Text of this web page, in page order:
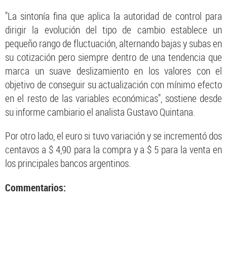
"La sintonía fina que aplica la autoridad de control para
dirigir la evolución del tipo de cambio establece un
pequeño rango de fluctuación, alternando bajas y subas en
su cotización pero siempre dentro de una tendencia que
marca un suave deslizamiento en los valores con el
objetivo de conseguir su actualización con mínimo efecto
en el resto de las variables económicas", sostiene desde
su informe cambiario el analista Gustavo Quintana.
Por otro lado, el euro si tuvo variación y se incrementó dos
centavos a $ 4,90 para la compra y a $ 5 para la venta en
los principales bancos argentinos.
Commentarios: